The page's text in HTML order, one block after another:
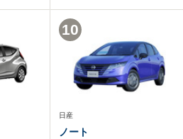
日産
ノート
10